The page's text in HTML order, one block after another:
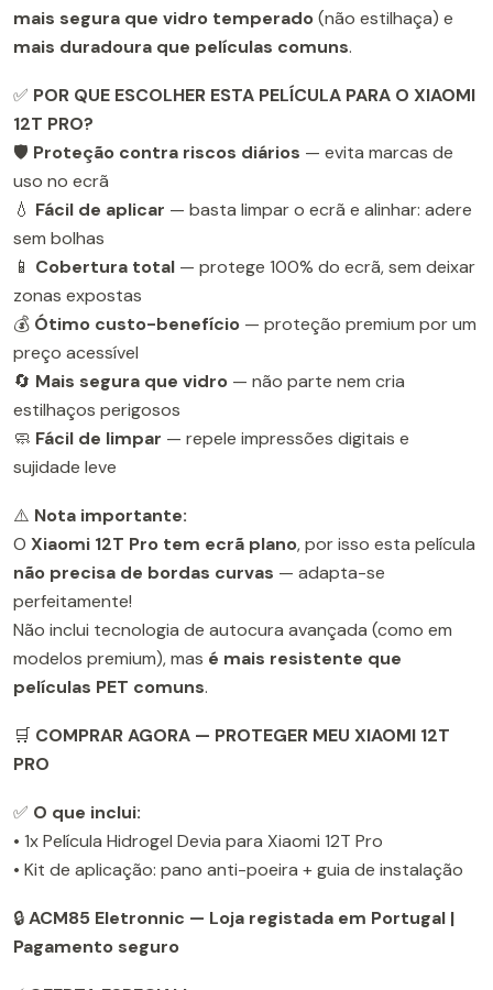
mais segura que vidro temperado(não estilhaça) e
mais duradoura que películas comuns.
✅ POR QUE ESCOLHER ESTA PELÍCULA PARA O XIAOMI
12T PRO?
🛡️ Proteção contra riscos diários — evita marcas de
uso no ecrã
💧 Fácil de aplicar — basta limpar o ecrã e alinhar: adere
sem bolhas
📱 Cobertura total — protege 100% do ecrã, sem deixar
zonas expostas
💰 Ótimo custo-benefício — proteção premium por um
preço acessível
🔄 Mais segura que vidro — não parte nem cria
estilhaços perigosos
🧼 Fácil de limpar — repele impressões digitais e
sujidade leve
⚠️ Nota importante:
O Xiaomi 12T Pro tem ecrã plano, por isso esta película
não precisa de bordas curvas — adapta-se
perfeitamente!
Não inclui tecnologia de autocura avançada (como em
modelos premium), mas é mais resistente que
películas PET comuns.
🛒 COMPRAR AGORA — PROTEGER MEU XIAOMI 12T
PRO
✅ O que inclui:
• 1x Película Hidrogel Devia para Xiaomi 12T Pro
• Kit de aplicação: pano anti-poeira + guia de instalação
🔒ACM85 Eletronnic — Loja registada em Portugal |
Pagamento seguro